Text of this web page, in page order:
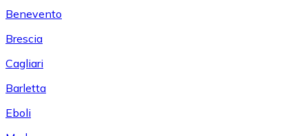
Benevento
Brescia
Cagliari
Barletta
Eboli